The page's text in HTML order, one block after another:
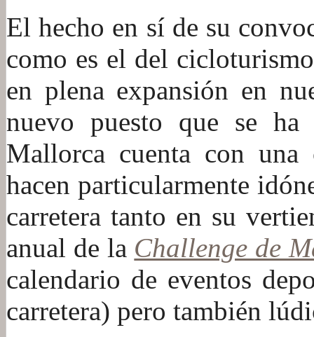
El hecho en sí de su
como es el del
en plena expansión en
nuevo puesto que se ha
Mallorca cuenta con
hacen particularmente
carretera tanto en su
anual de la Challenge de
calendario de eventos
carretera) pero también